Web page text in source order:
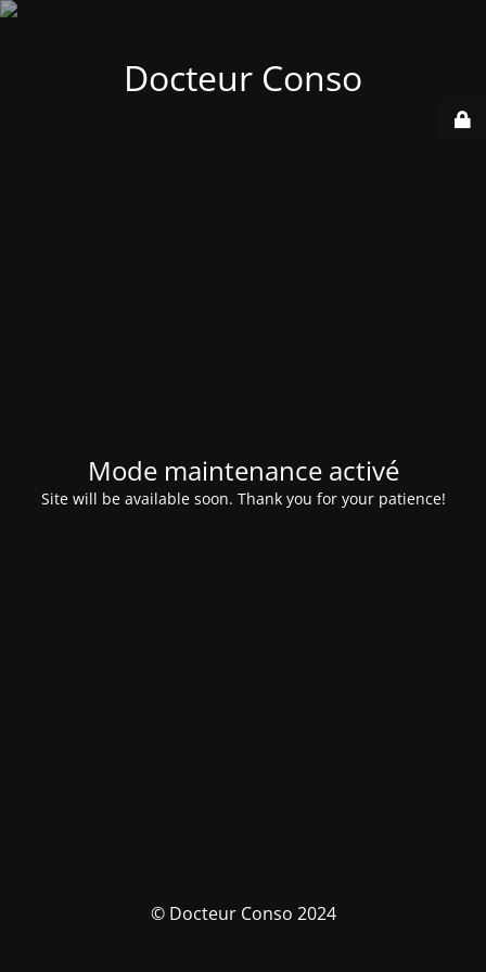
Docteur Conso
Mode maintenance activé
Site will be available soon. Thank you for your patience!
© Docteur Conso 2024